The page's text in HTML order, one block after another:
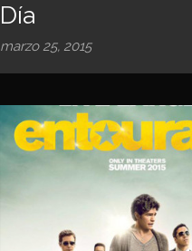
Día
marzo 25, 2015